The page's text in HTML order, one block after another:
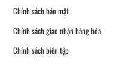
Chính sách bảo mật
Chính sách giao nhận hàng hóa
Chính sách biên tập